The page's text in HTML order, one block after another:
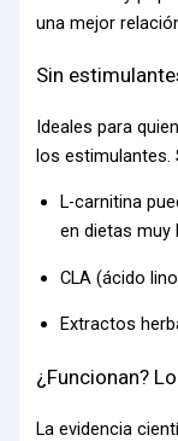
una mejor
Sin
Ideales para
los estimulantes.
L-carnitina
en dietas muy
CLA (ácido
Extractos
¿Funcionan?
La evidencia